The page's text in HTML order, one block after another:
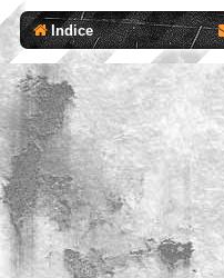
Indice